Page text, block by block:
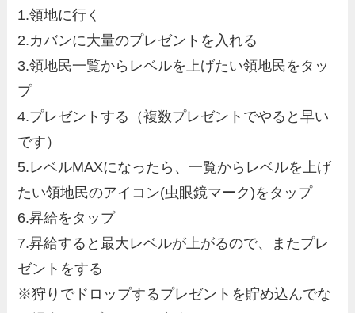
1.領地に行く
2.カバンに大量のプレゼントを入れる
3.領地民一覧からレベルを上げたい領地民をタッ
プ
4.プレゼントする（複数プレゼントでやると早い
です）
5.レベルMAXになったら、一覧からレベルを上げ
たい領地民のアイコン(虫眼鏡マーク)をタップ
6.昇給をタップ
7.昇給すると最大レベルが上がるので、またプレ
ゼントをする
※狩りでドロップするプレゼントを貯め込んでな